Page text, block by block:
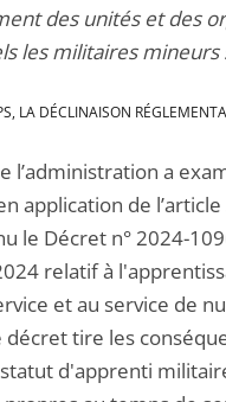
des unités et des
les militaires mineurs
LA DÉCLINAISON
l’administration a
application de l’article
le Décret n° 2024-
relatif à
et au service de
décret tire les
d'apprenti